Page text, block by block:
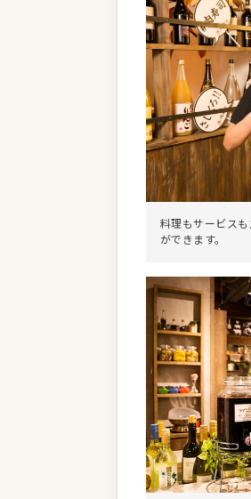
料理もサービス
ができます。